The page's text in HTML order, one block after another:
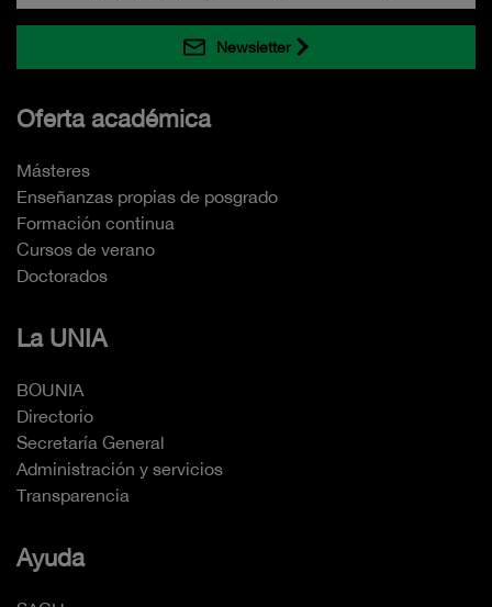
Newsletter
Oferta académica
Másteres
Enseñanzas propias de posgrado
Formación continua
Cursos de verano
Doctorados
La UNIA
BOUNIA
Directorio
Secretaría General
Administración y servicios
Transparencia
Ayuda